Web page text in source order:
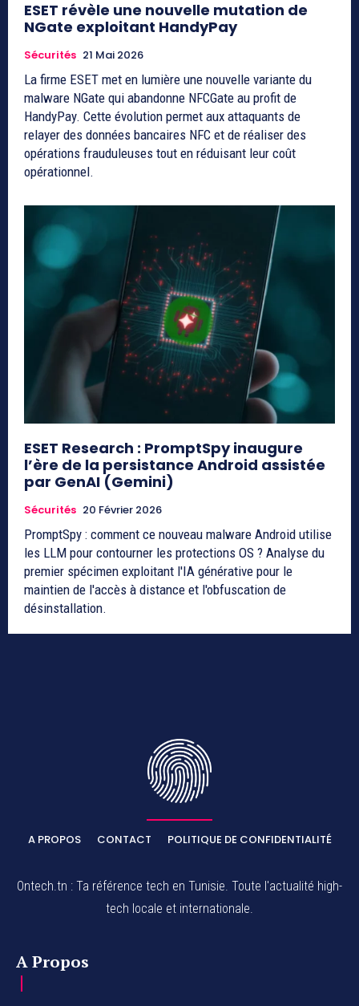
ESET révèle une nouvelle mutation de
NGate exploitant HandyPay
Sécurités 21 Mai 2026
La firme ESET met en lumière une nouvelle variante du
malware NGate qui abandonne NFCGate au profit de
HandyPay. Cette évolution permet aux attaquants de
relayer des données bancaires NFC et de réaliser des
opérations frauduleuses tout en réduisant leur coût
opérationnel.
ESET Research : PromptSpy inaugure
l’ère de la persistance Android assistée
par GenAI (Gemini)
Sécurités 20 Février 2026
PromptSpy : comment ce nouveau malware Android utilise
les LLM pour contourner les protections OS ? Analyse du
premier spécimen exploitant l'IA générative pour le
maintien de l'accès à distance et l'obfuscation de
désinstallation.
A PROPOS CONTACT POLITIQUE DE CONFIDENTIALITÉ
Ontech.tn : Ta référence tech en Tunisie. Toute l'actualité high-
tech locale et internationale.
A Propos